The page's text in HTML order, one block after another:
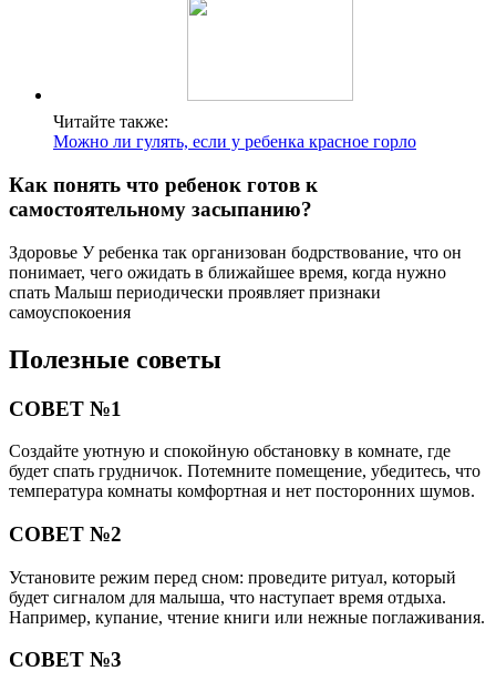
Читайте также:
Можно ли гулять, если у ребенка красное горло
Как понять что ребенок готов к
самостоятельному засыпанию?
Здоровье У ребенка так организован бодрствование, что он
понимает, чего ожидать в ближайшее время, когда нужно
спать Малыш периодически проявляет признаки
самоуспокоения
Полезные советы
СОВЕТ №1
Создайте уютную и спокойную обстановку в комнате, где
будет спать грудничок. Потемните помещение, убедитесь, что
температура комнаты комфортная и нет посторонних шумов.
СОВЕТ №2
Установите режим перед сном: проведите ритуал, который
будет сигналом для малыша, что наступает время отдыха.
Например, купание, чтение книги или нежные поглаживания.
СОВЕТ №3